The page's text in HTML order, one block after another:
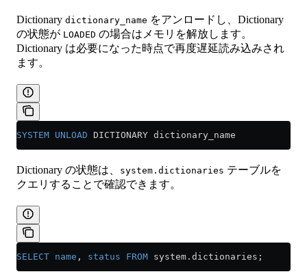
Dictionary dictionary_name をアンロードし、Dictionary
の状態が LOADED の場合はメモリを解放します。
Dictionary は必要になった時点で再度遅延読み込みされ
ます。
SYSTEM UNLOAD DICTIONARY dictionary_name
Dictionary の状態は、 system.dictionaries テーブルを
クエリすることで確認できます。
SELECT name , status FROM system . dictionaries ;